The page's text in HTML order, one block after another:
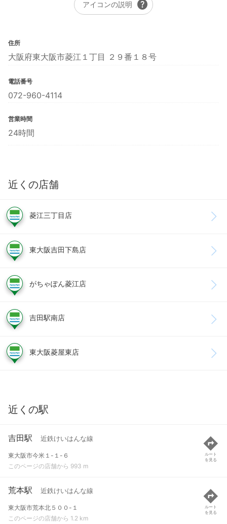
アイコンの説明 help
住所
大阪府東大阪市菱江１丁目 ２９番１８号
電話番号
072-960-4114
営業時間
24時間
近くの店舗
菱江三丁目店
東大阪吉田下島店
がちゃぽん菱江店
吉田駅南店
東大阪菱屋東店
近くの駅
吉田駅 近鉄けいはんな線
東大阪市今米１-１-６
このページの店舗から 993 m
ルート
を見る
荒本駅 近鉄けいはんな線
東大阪市荒本北５００-１
このページの店舗から 1.2 km
ルート
を見る